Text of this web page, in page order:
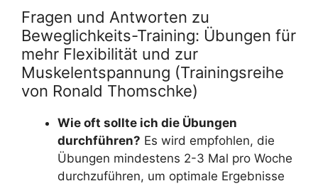
Fragen und Antworten zu
Beweglichkeits-Training: Übungen für
mehr Flexibilität und zur
Muskelentspannung (Trainingsreihe
von Ronald Thomschke)
Wie oft sollte ich die Übungen
durchführen? Es wird empfohlen, die
Übungen mindestens 2-3 Mal pro Woche
durchzuführen, um optimale Ergebnisse